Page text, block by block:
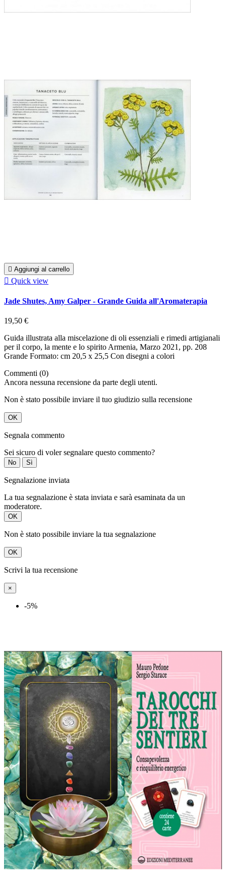
 Aggiungi al carrello
 Quick view
Jade Shutes, Amy Galper - Grande Guida all'Aromaterapia
19,50 €
Guida illustrata alla miscelazione di oli essenziali e rimedi artigianali
per il corpo, la mente e lo spirito Armenia, Marzo 2021, pp. 208
Grande Formato: cm 20,5 x 25,5 Con disegni a colori
Commenti (0)
Ancora nessuna recensione da parte degli utenti.
Non è stato possibile inviare il tuo giudizio sulla recensione
OK
Segnala commento
Sei sicuro di voler segnalare questo commento?
No Sì
Segnalazione inviata
La tua segnalazione è stata inviata e sarà esaminata da un
moderatore.
OK
Non è stato possibile inviare la tua segnalazione
OK
Scrivi la tua recensione
×
-5%